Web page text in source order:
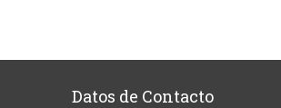
Datos de Contacto